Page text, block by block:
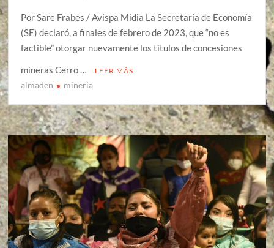
Por Sare Frabes / Avispa Midia La Secretaría de Economía
(SE) declaró, a finales de febrero de 2023, que “no es
factible” otorgar nuevamente los títulos de concesiones
mineras Cerro …
LEER MÁS
almaden mineria